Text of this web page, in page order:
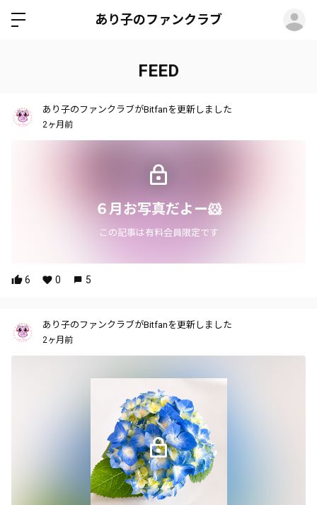
あり子のファンクラブ
FEED
あり子のファンクラブがBitfanを更新しました
2ヶ月前
６月お写真だよー🐹
この記事は有料会員限定です
6 0 5
あり子のファンクラブがBitfanを更新しました
2ヶ月前